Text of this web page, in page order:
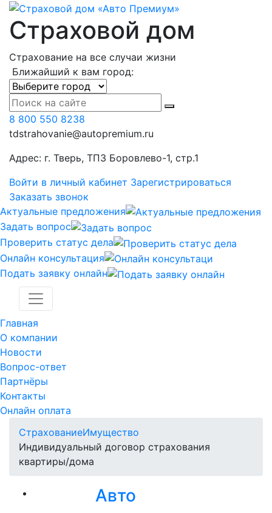
Страховой дом
Страхование на все случаи жизни
Ближайший к вам город:
8 800 550 8238
tdstrahovanie@autopremium.ru
Адрес: г. Тверь, ТПЗ Боровлево-1, стр.1
Войти в личный кабинет Зарегистрироваться
Заказать звонок
Актуальные предложения
Задать вопрос
Проверить статус дела
Онлайн консультация
Подать заявку онлайн
Главная
О компании
Новости
Вопрос-ответ
Партнёры
Контакты
Онлайн оплата
СтрахованиеИмущество
Индивидуальный договор страхования
квартиры/дома
Авто